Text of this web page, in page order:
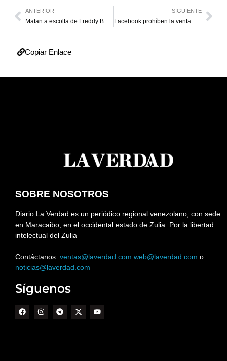
ANTERIOR
Matan a escolta de Freddy Bernal en Carapita
SIGUIENTE
Facebook prohíben la venta de armas entre particulares
Copiar Enlace
SOBRE NOSOTROS
Diario La Verdad es un periódico regional venezolano, con sede
en Maracaibo, en el occidental estado de Zulia. Por la libertad
intelectual del Zulia
Contáctanos: ventas@laverdad.com web@laverdad.com o
noticias@laverdad.com
Síguenos